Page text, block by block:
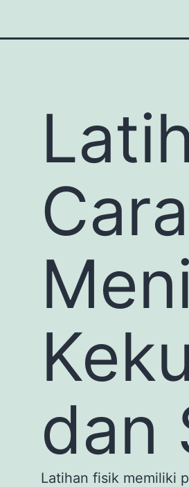
dan
Latihan fisik memiliki